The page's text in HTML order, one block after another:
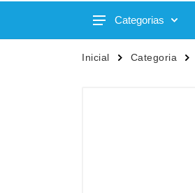
Categorias
Acessórios p/
Inicial Categoria